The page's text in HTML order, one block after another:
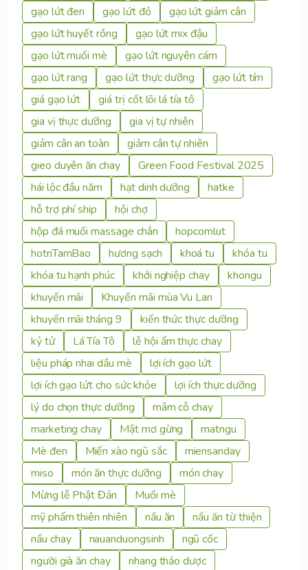
gạo lứt đen gạo lứt đỏ
gạo lứt giảm cân
gạo lứt huyết rồng
gạo lứt mix đậu
gạo lứt muối mè
gạo lứt nguyên cám
gạo lứt rang
gạo lứt thực dưỡng
gạo lứt tím
giá gạo lứt
giá trị cốt lõi lá tía tô
gia vị thực dưỡng
gia vị tự nhiên
giảm cân an toàn
giảm cân tự nhiên
gieo duyên ăn chay
Green Food Festival 2025
hái lộc đầu năm
hạt dinh dưỡng
hatke
hỗ trợ phí ship
hội chợ
hộp đá muối massage chân
hopcomlut
hotriTamBao
hương sạch khoá tu
khóa tu
khóa tu hạnh phúc
khởi nghiệp chay
khongu
khuyến mãi
Khuyến mãi mùa Vu Lan
khuyến mãi tháng 9
kiến thức thực dưỡng
kỷ tử
Lá Tía Tô
lễ hội ẩm thực chay
liệu pháp nhai dầu mè
lợi ích gạo lứt
lợi ích gạo lứt cho sức khỏe
lợi ích thực dưỡng
lý do chọn thực dưỡng
mâm cỗ chay
marketing chay
Mật mơ gừng
matngu
Mè đen
Miến xào ngũ sắc
miensanday
miso
món ăn thực dưỡng
món chay
Mừng lễ Phật Đản
Muối mè
mỹ phẩm thiên nhiên
nấu ăn
nấu ăn từ thiện
nấu chay
nauanduongsinh
ngũ cốc
người già ăn chay
nhang thảo dược